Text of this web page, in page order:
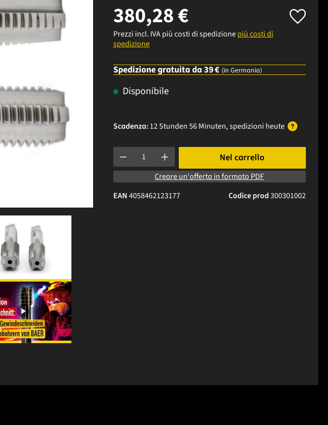
380,28 €
Prezzi incl. IVA più costi di spedizionepiù costi di
spedizione
Spedizione gratuita da 39 € (in Germania)
Disponibile
Scadenza:12 Stunden 56 Minuten, spedizioni heute
Quantità del prodotto: inserisci la quantità desiderata o usa i
Nel carrello
Creare un'offerta in formato PDF
Codice prod300301002
EAN4058462123177